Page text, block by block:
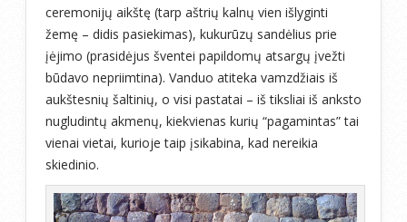
ceremonijų aikštę (tarp aštrių kalnų vien išlyginti
žemę – didis pasiekimas), kukurūzų sandėlius prie
įėjimo (prasidėjus šventei papildomų atsargų įvežti
būdavo nepriimtina). Vanduo atiteka vamzdžiais iš
aukštesnių šaltinių, o visi pastatai – iš tiksliai iš anksto
nugludintų akmenų, kiekvienas kurių “pagamintas” tai
vienai vietai, kurioje taip įsikabina, kad nereikia
skiedinio.